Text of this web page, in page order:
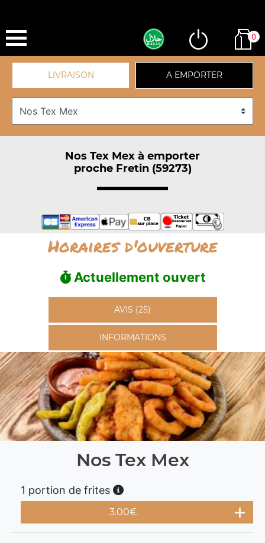
0
LIVRAISON A EMPORTER
Nos Tex Mex à emporter
proche Fretin (59273)
Horaires d'ouverture
Actuellement ouvert
AVIS (25)
INFORMATIONS
Nos Tex Mex
1 portion de frites
3.00€